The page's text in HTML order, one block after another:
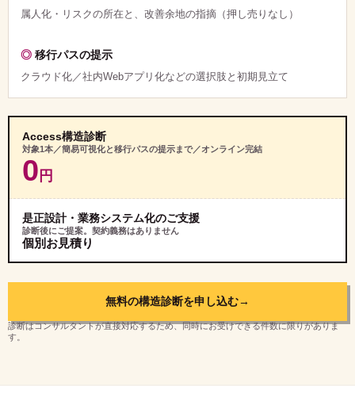
属人化・リスクの所在と、改善余地の指摘（押し売りなし）
移行パスの提示
クラウド化／社内Webアプリ化などの選択肢と初期見立て
Access構造診断
対象1本／簡易可視化と移行パスの提示まで／オンライン完結
0 円
是正設計・業務システム化のご支援
診断後にご提案。契約義務はありません
個別お見積り
無料の構造診断を申し込む→
診断はコンサルタントが直接対応するため、同時にお受けできる件数に限りがありま
す。